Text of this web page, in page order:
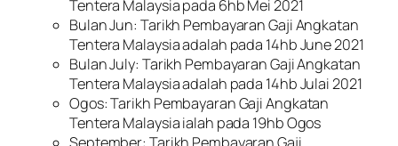
Tentera Malaysia pada 6hb Mei 2021
Bulan Jun: Tarikh Pembayaran Gaji Angkatan
Tentera Malaysia adalah pada 14hb June 2021
Bulan July: Tarikh Pembayaran Gaji Angkatan
Tentera Malaysia adalah pada 14hb Julai 2021
Ogos: Tarikh Pembayaran Gaji Angkatan
Tentera Malaysia ialah pada 19hb Ogos